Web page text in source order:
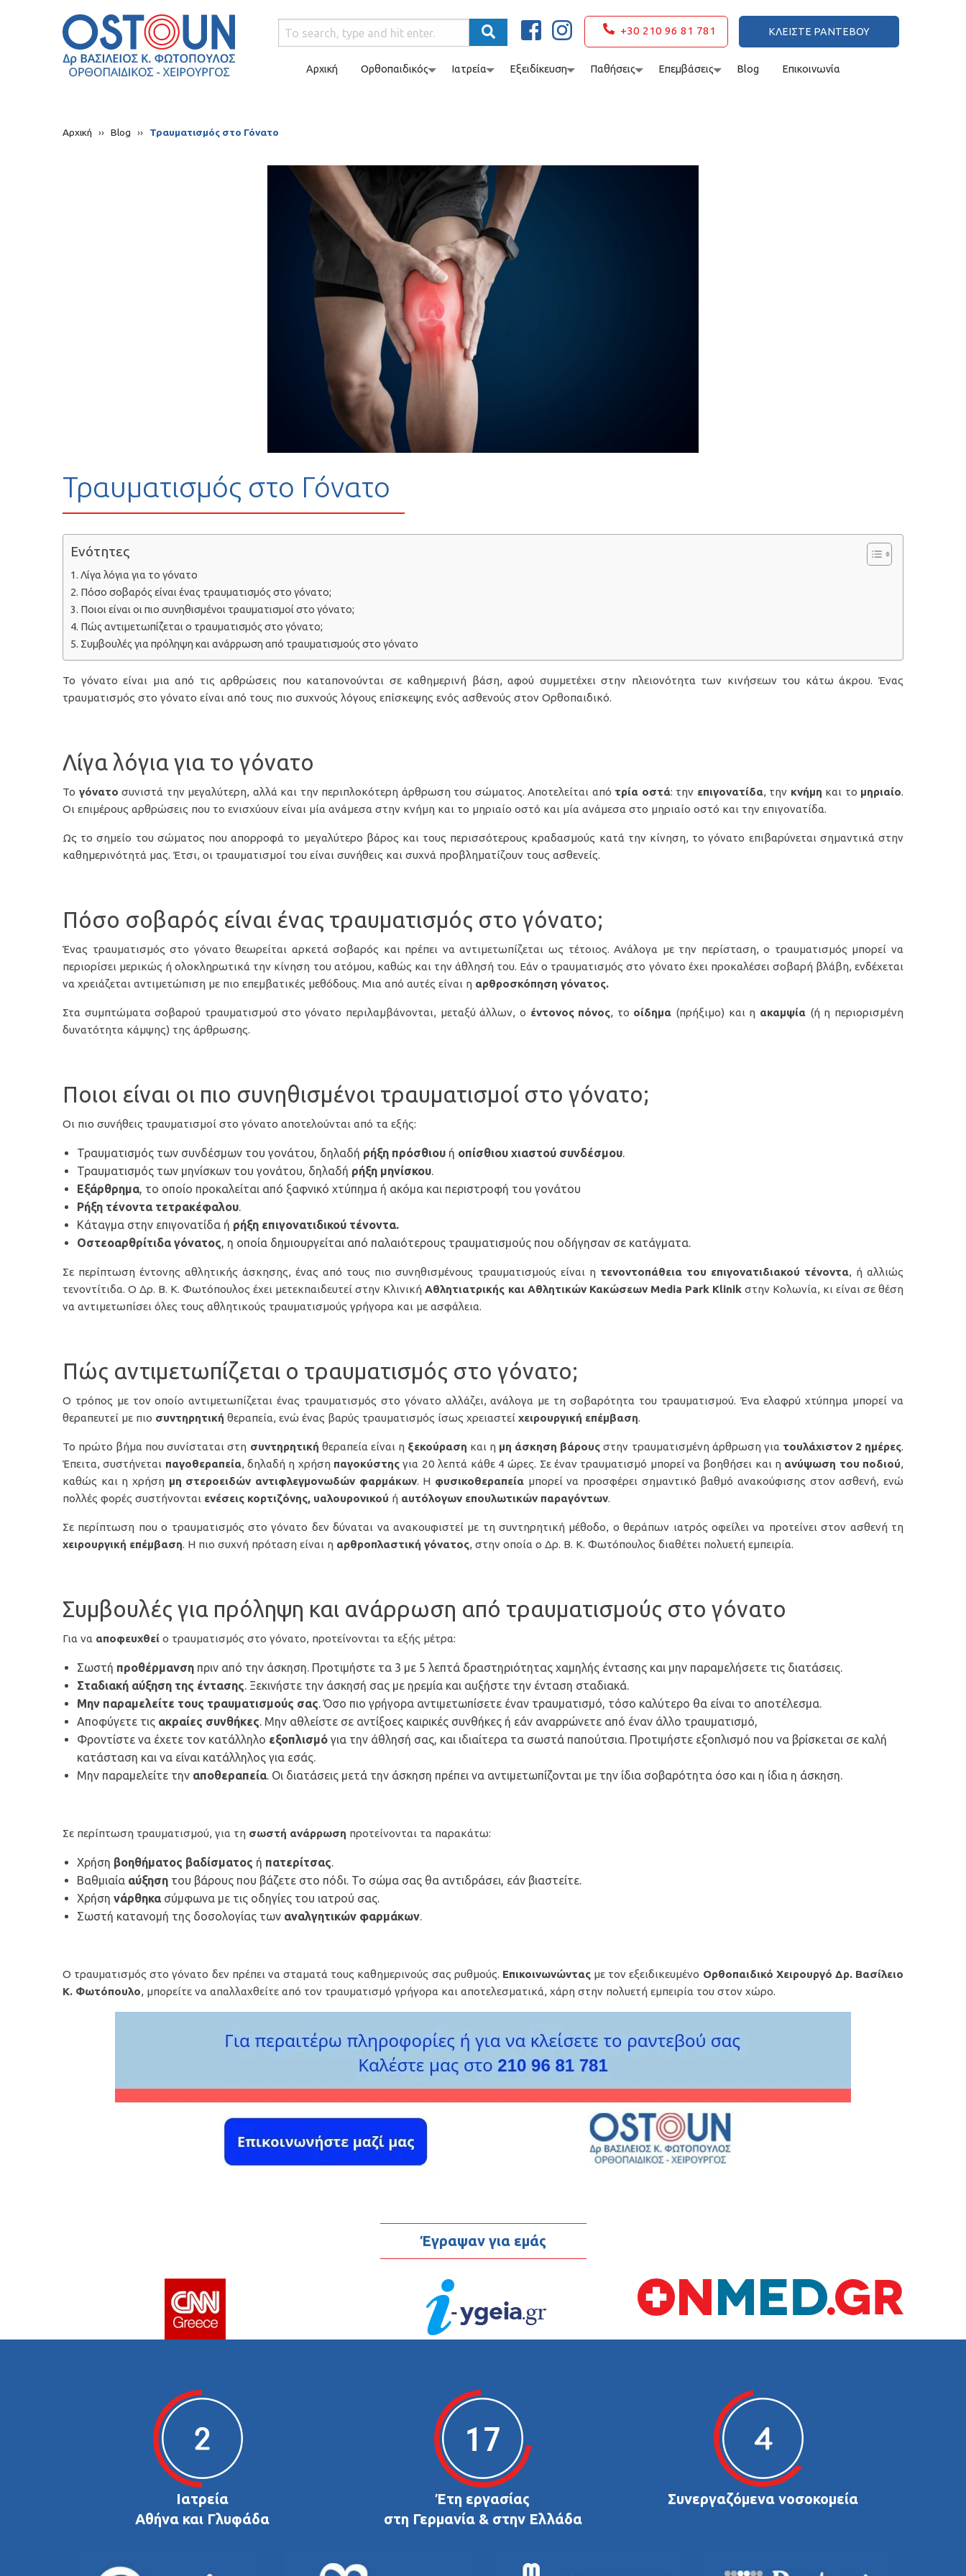
+30 210 96 81 781 ΚΛΕΙΣΤΕ ΡΑΝΤΕΒΟΥ
Αρχική Ορθοπαιδικός Ιατρεία Εξειδίκευση Παθήσεις Επεμβάσεις Blog Επικοινωνία
Αρχική ›› Blog ›› Τραυματισμός στο Γόνατο
Τραυματισμός στο Γόνατο
Ενότητες
Λίγα λόγια για το γόνατο
Πόσο σοβαρός είναι ένας τραυματισμός στο γόνατο;
Ποιοι είναι οι πιο συνηθισμένοι τραυματισμοί στο γόνατο;
Πώς αντιμετωπίζεται ο τραυματισμός στο γόνατο;
Συμβουλές για πρόληψη και ανάρρωση από τραυματισμούς στο γόνατο
Το γόνατο είναι μια από τις αρθρώσεις που καταπονούνται σε καθημερινή βάση, αφού συμμετέχει στην πλειονότητα των κινήσεων του κάτω άκρου. Ένας
τραυματισμός στο γόνατο είναι από τους πιο συχνούς λόγους επίσκεψης ενός ασθενούς στον Ορθοπαιδικό.
Λίγα λόγια για το γόνατο
Το γόνατο συνιστά την μεγαλύτερη, αλλά και την περιπλοκότερη άρθρωση του σώματος. Αποτελείται από τρία οστά: την επιγονατίδα, την κνήμη και το μηριαίο.
Οι επιμέρους αρθρώσεις που το ενισχύουν είναι μία ανάμεσα στην κνήμη και το μηριαίο οστό και μία ανάμεσα στο μηριαίο οστό και την επιγονατίδα.
Ως το σημείο του σώματος που απορροφά το μεγαλύτερο βάρος και τους περισσότερους κραδασμούς κατά την κίνηση, το γόνατο επιβαρύνεται σημαντικά στην
καθημερινότητά μας. Έτσι, οι τραυματισμοί του είναι συνήθεις και συχνά προβληματίζουν τους ασθενείς.
Πόσο σοβαρός είναι ένας τραυματισμός στο γόνατο;
Ένας τραυματισμός στο γόνατο θεωρείται αρκετά σοβαρός και πρέπει να αντιμετωπίζεται ως τέτοιος. Ανάλογα με την περίσταση, ο τραυματισμός μπορεί να
περιορίσει μερικώς ή ολοκληρωτικά την κίνηση του ατόμου, καθώς και την άθλησή του. Εάν ο τραυματισμός στο γόνατο έχει προκαλέσει σοβαρή βλάβη, ενδέχεται
να χρειάζεται αντιμετώπιση με πιο επεμβατικές μεθόδους. Μια από αυτές είναι η αρθροσκόπηση γόνατος.
Στα συμπτώματα σοβαρού τραυματισμού στο γόνατο περιλαμβάνονται, μεταξύ άλλων, ο έντονος πόνος, το οίδημα (πρήξιμο) και η ακαμψία (ή η περιορισμένη
δυνατότητα κάμψης) της άρθρωσης.
Ποιοι είναι οι πιο συνηθισμένοι τραυματισμοί στο γόνατο;
Οι πιο συνήθεις τραυματισμοί στο γόνατο αποτελούνται από τα εξής:
Τραυματισμός των συνδέσμων του γονάτου, δηλαδή ρήξη πρόσθιου ή οπίσθιου χιαστού συνδέσμου.
Τραυματισμός των μηνίσκων του γονάτου, δηλαδή ρήξη μηνίσκου.
Εξάρθρημα, το οποίο προκαλείται από ξαφνικό χτύπημα ή ακόμα και περιστροφή του γονάτου
Ρήξη τένοντα τετρακέφαλου.
Κάταγμα στην επιγονατίδα ή ρήξη επιγονατιδικού τένοντα.
Οστεοαρθρίτιδα γόνατος, η οποία δημιουργείται από παλαιότερους τραυματισμούς που οδήγησαν σε κατάγματα.
Σε περίπτωση έντονης αθλητικής άσκησης, ένας από τους πιο συνηθισμένους τραυματισμούς είναι η τενοντοπάθεια του επιγονατιδιακού τένοντα, ή αλλιώς
τενοντίτιδα. Ο Δρ. Β. Κ. Φωτόπουλος έχει μετεκπαιδευτεί στην ΚλινικήΑθλητιατρικής και Αθλητικών Κακώσεων Media Park Klinik στην Κολωνία, κι είναι σε θέση
να αντιμετωπίσει όλες τους αθλητικούς τραυματισμούς γρήγορα και με ασφάλεια.
Πώς αντιμετωπίζεται ο τραυματισμός στο γόνατο;
Ο τρόπος με τον οποίο αντιμετωπίζεται ένας τραυματισμός στο γόνατο αλλάζει, ανάλογα με τη σοβαρότητα του τραυματισμού. Ένα ελαφρύ χτύπημα μπορεί να
θεραπευτεί με πιο συντηρητική θεραπεία, ενώ ένας βαρύς τραυματισμός ίσως χρειαστεί χειρουργική επέμβαση.
Το πρώτο βήμα που συνίσταται στη συντηρητική θεραπεία είναι η ξεκούραση και η μη άσκηση βάρουςστην τραυματισμένη άρθρωση για τουλάχιστον 2 ημέρες.
Έπειτα, συστήνεται παγοθεραπεία, δηλαδή η χρήση παγοκύστηςγια 20 λεπτά κάθε 4 ώρες. Σε έναν τραυματισμό μπορεί να βοηθήσει και η ανύψωση του ποδιού,
καθώς και η χρήση μη στεροειδών αντιφλεγμονωδών φαρμάκων. Η φυσικοθεραπεία μπορεί να προσφέρει σημαντικό βαθμό ανακούφισης στον ασθενή, ενώ
πολλές φορές συστήνονται ενέσεις κορτιζόνης, υαλουρονικού ή αυτόλογων επουλωτικών παραγόντων.
Σε περίπτωση που ο τραυματισμός στο γόνατο δεν δύναται να ανακουφιστεί με τη συντηρητική μέθοδο, ο θεράπων ιατρός οφείλει να προτείνει στον ασθενή τη
χειρουργική επέμβαση. Η πιο συχνή πρόταση είναι η αρθροπλαστική γόνατος, στην οποία ο Δρ. Β. Κ. Φωτόπουλος διαθέτει πολυετή εμπειρία.
Συμβουλές για πρόληψη και ανάρρωση από τραυματισμούς στο γόνατο
Για να αποφευχθεί ο τραυματισμός στο γόνατο, προτείνονται τα εξής μέτρα:
Σωστή προθέρμανση πριν από την άσκηση. Προτιμήστε τα 3 με 5 λεπτά δραστηριότητας χαμηλής έντασης και μην παραμελήσετε τις διατάσεις.
Σταδιακή αύξηση της έντασης. Ξεκινήστε την άσκησή σας με ηρεμία και αυξήστε την ένταση σταδιακά.
Μην παραμελείτε τους τραυματισμούς σας. Όσο πιο γρήγορα αντιμετωπίσετε έναν τραυματισμό, τόσο καλύτερο θα είναι το αποτέλεσμα.
Αποφύγετε τις ακραίες συνθήκες. Μην αθλείστε σε αντίξοες καιρικές συνθήκες ή εάν αναρρώνετε από έναν άλλο τραυματισμό,
Φροντίστε να έχετε τον κατάλληλο εξοπλισμό για την άθλησή σας, και ιδιαίτερα τα σωστά παπούτσια. Προτιμήστε εξοπλισμό που να βρίσκεται σε καλή
κατάσταση και να είναι κατάλληλος για εσάς.
Μην παραμελείτε την αποθεραπεία. Οι διατάσεις μετά την άσκηση πρέπει να αντιμετωπίζονται με την ίδια σοβαρότητα όσο και η ίδια η άσκηση.
Σε περίπτωση τραυματισμού, για τη σωστή ανάρρωση προτείνονται τα παρακάτω:
Χρήση βοηθήματος βαδίσματος ή πατερίτσας.
Βαθμιαία αύξηση του βάρους που βάζετε στο πόδι. Το σώμα σας θα αντιδράσει, εάν βιαστείτε.
Χρήση νάρθηκα σύμφωνα με τις οδηγίες του ιατρού σας.
Σωστή κατανομή της δοσολογίας των αναλγητικών φαρμάκων.
Ο τραυματισμός στο γόνατο δεν πρέπει να σταματά τους καθημερινούς σας ρυθμούς. Επικοινωνώνταςμε τον εξειδικευμένο Ορθοπαιδικό Χειρουργό Δρ. Βασίλειο
Κ. Φωτόπουλο, μπορείτε να απαλλαχθείτε από τον τραυματισμό γρήγορα και αποτελεσματικά, χάρη στην πολυετή εμπειρία του στον χώρο.
Έγραψαν για εμάς
Ιατρεία
Αθήνα και Γλυφάδα
Έτη εργασίας
στη Γερμανία & στην Ελλάδα
Συνεργαζόμενα νοσοκομεία